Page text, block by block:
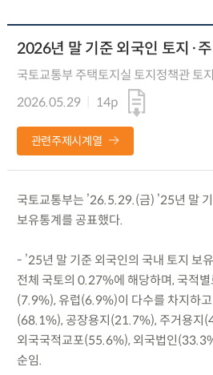
2026년 말 기준 외국인 토지·
국토교통부 주택토지실 토지정책관 토
2026.05.29
14p
관련주제시계열
국토교통부는 ’26.5.29.(금) ’25년 말
보유통계를 공표했다.
- ’25년 말 기준 외국인의 국내 토지 보
전체 국토의 0.27%에 해당하며, 국적
(7.9%), 유럽(6.9%)이 다수를 차지하
(68.1%), 공장용지(21.7%), 주거용지
외국국적교포(55.6%), 외국법인
순임.